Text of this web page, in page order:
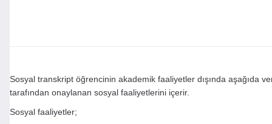
Sosyal transkript öğrencinin akademik faaliyetler dışında aşağıda
tarafından onaylanan sosyal faaliyetlerini içerir.
Sosyal faaliyetler;